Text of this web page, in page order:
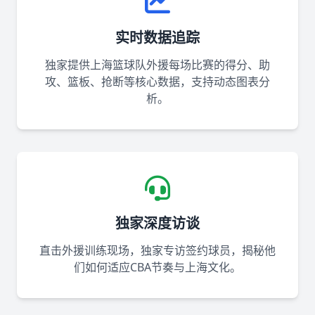
实时数据追踪
独家提供上海篮球队外援每场比赛的得分、助
攻、篮板、抢断等核心数据，支持动态图表分
析。
独家深度访谈
直击外援训练现场，独家专访签约球员，揭秘他
们如何适应CBA节奏与上海文化。